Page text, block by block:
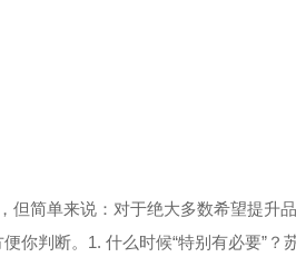
但简单来说：对于绝大多数希望提升
你判断。1. 什么时候“特别有必要”